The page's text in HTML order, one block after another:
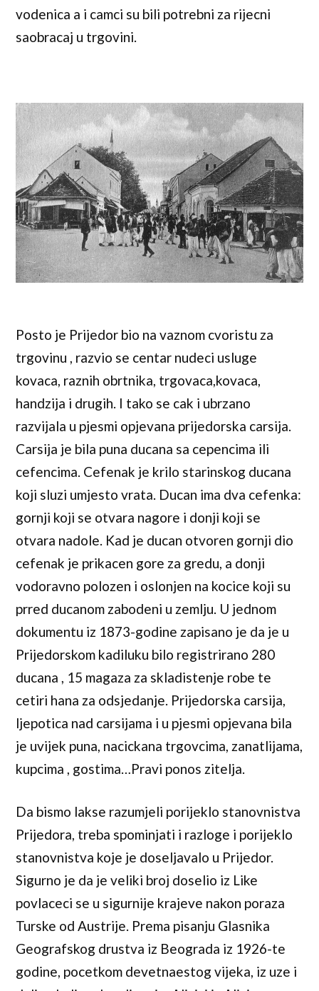
vodenica a i camci su bili potrebni za rijecni
saobracaj u trgovini.
Posto je Prijedor bio na vaznom cvoristu za
trgovinu , razvio se centar nudeci usluge
kovaca, raznih obrtnika, trgovaca,kovaca,
handzija i drugih. I tako se cak i ubrzano
razvijala u pjesmi opjevana prijedorska carsija.
Carsija je bila puna ducana sa cepencima ili
cefencima. Cefenak je krilo starinskog ducana
koji sluzi umjesto vrata. Ducan ima dva cefenka:
gornji koji se otvara nagore i donji koji se
otvara nadole. Kad je ducan otvoren gornji dio
cefenak je prikacen gore za gredu, a donji
vodoravno polozen i oslonjen na kocice koji su
prred ducanom zabodeni u zemlju. U jednom
dokumentu iz 1873-godine zapisano je da je u
Prijedorskom kadiluku bilo registrirano 280
ducana , 15 magaza za skladistenje robe te
cetiri hana za odsjedanje. Prijedorska carsija,
ljepotica nad carsijama i u pjesmi opjevana bila
je uvijek puna, nacickana trgovcima, zanatlijama,
kupcima , gostima…Pravi ponos zitelja.
Da bismo lakse razumjeli porijeklo stanovnistva
Prijedora, treba spominjati i razloge i porijeklo
stanovnistva koje je doseljavalo u Prijedor.
Sigurno je da je veliki broj doselio iz Like
povlaceci se u sigurnije krajeve nakon poraza
Turske od Austrije. Prema pisanju Glasnika
Geografskog drustva iz Beograda iz 1926-te
godine, pocetkom devetnaestog vijeka, iz uze i